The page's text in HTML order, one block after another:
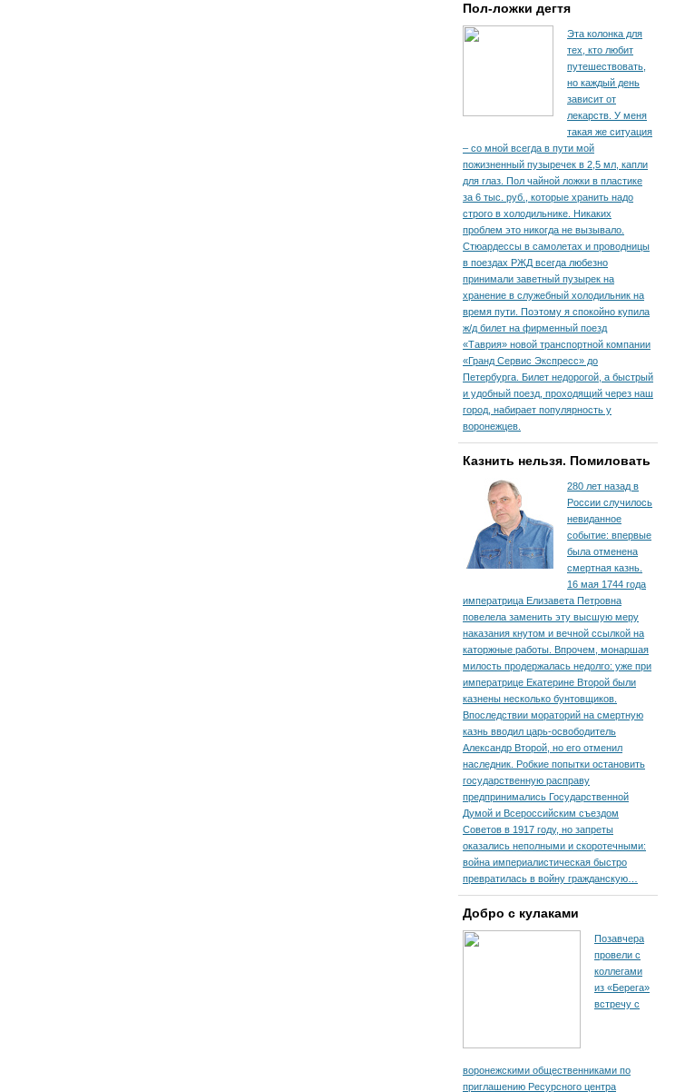
Пол-ложки дегтя
Эта колонка для
тех, кто любит
путешествовать,
но каждый день
зависит от
лекарств. У меня
такая же ситуация
– со мной всегда в пути мой
пожизненный пузыречек в 2,5 мл, капли
для глаз. Пол чайной ложки в пластике
за 6 тыс. руб., которые хранить надо
строго в холодильнике. Никаких
проблем это никогда не вызывало.
Стюардессы в самолетах и проводницы
в поездах РЖД всегда любезно
принимали заветный пузырек на
хранение в служебный холодильник на
время пути. По­этому я спокойно купила
ж/д билет на фирменный поезд
«Таврия» новой транспортной компании
«Гранд Сервис Экспресс» до
Петербурга. Билет недорогой, а быстрый
и удобный поезд, проходящий через наш
город, набирает популярность у
воронежцев.
Казнить нельзя. Помиловать
280 лет назад в
России случилось
невиданное
событие: впервые
была отменена
смертная казнь.
16 мая 1744 года
императрица Елизавета Петровна
повелела заменить эту высшую меру
наказания кнутом и вечной ссылкой на
каторжные работы. Впрочем, монаршая
милость продержалась недолго: уже при
императрице Екатерине Второй были
казнены несколько бунтовщиков.
Впоследствии мораторий на смертную
казнь вводил царь-освободитель
Александр Второй, но его отменил
наследник. Робкие попытки остановить
государственную расправу
предпринимались Государственной
Думой и Всероссийским съездом
Советов в 1917 году, но запреты
оказались неполными и скоротечными:
война империалистическая быстро
превратилась в войну гражданскую…
Добро с кулаками
Позавчера
провели с
коллегами
из «Берега»
встречу с
воронежскими общественниками по
приглашению Ресурсного центра